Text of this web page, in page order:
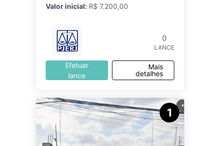
Valor inicial: R$ 7.200,00
0
LANCE
Efetuar
lance
Mais
detalhes
1